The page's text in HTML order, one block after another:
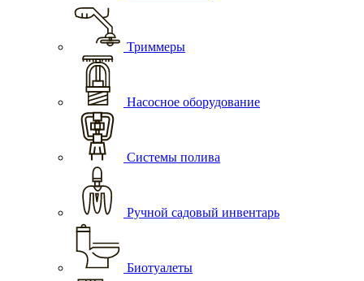
Триммеры
Насосное оборудование
Системы полива
Ручной садовый инвентарь
Биотуалеты